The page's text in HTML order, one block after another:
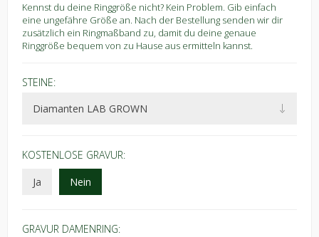
Kennst du deine Ringgröße nicht? Kein Problem. Gib einfach
eine ungefähre Größe an. Nach der Bestellung senden wir dir
zusätzlich ein Ringmaßband zu, damit du deine genaue
Ringgröße bequem von zu Hause aus ermitteln kannst.
STEINE:
KOSTENLOSE GRAVUR:
Ja
Nein
GRAVUR DAMENRING: